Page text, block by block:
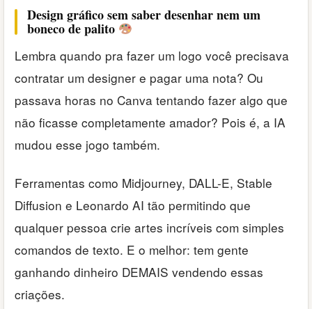
Design gráfico sem saber desenhar nem um
boneco de palito
Lembra quando pra fazer um logo você precisava
contratar um designer e pagar uma nota? Ou
passava horas no Canva tentando fazer algo que
não ficasse completamente amador? Pois é, a IA
mudou esse jogo também.
Ferramentas como Midjourney, DALL-E, Stable
Diffusion e Leonardo AI tão permitindo que
qualquer pessoa crie artes incríveis com simples
comandos de texto. E o melhor: tem gente
ganhando dinheiro DEMAIS vendendo essas
criações.